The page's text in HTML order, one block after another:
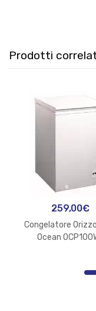
Prodotti
259,00€
Congelatore
Ocean